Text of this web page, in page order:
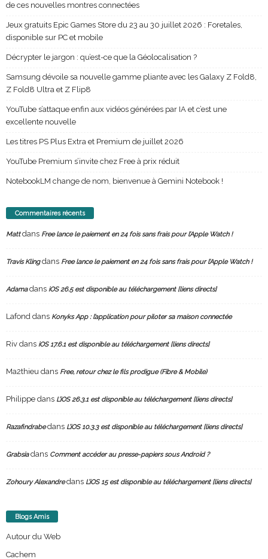
de ces nouvelles montres connectées
Jeux gratuits Epic Games Store du 23 au 30 juillet 2026 : Foretales,
disponible sur PC et mobile
Décrypter le jargon : qu’est-ce que la Géolocalisation ?
Samsung dévoile sa nouvelle gamme pliante avec les Galaxy Z Fold8,
Z Fold8 Ultra et Z Flip8
YouTube s’attaque enfin aux vidéos générées par IA et c’est une
excellente nouvelle
Les titres PS Plus Extra et Premium de juillet 2026
YouTube Premium s’invite chez Free à prix réduit
NotebookLM change de nom, bienvenue à Gemini Notebook !
Commentaires récents
Mattdans Free lance le paiement en 24 fois sans frais pour l’Apple Watch !
Travis Klingdans Free lance le paiement en 24 fois sans frais pour l’Apple Watch !
Adamadans iOS 26.5 est disponible au téléchargement [liens directs]
Lafond dans Konyks App : l’application pour piloter sa maison connectée
Riv dans iOS 17.6.1 est disponible au téléchargement [liens directs]
Ma2thieu dans Free, retour chez le fils prodigue (Fibre & Mobile)
Philippe dans L’iOS 26.3.1 est disponible au téléchargement [liens directs]
Razafindrabedans L’iOS 10.3.3 est disponible au téléchargement [liens directs]
Grabsiadans Comment accéder au presse-papiers sous Android ?
Zohoury Alexandredans L’iOS 15 est disponible au téléchargement [liens directs]
Blogs Amis
Autour du Web
Cachem